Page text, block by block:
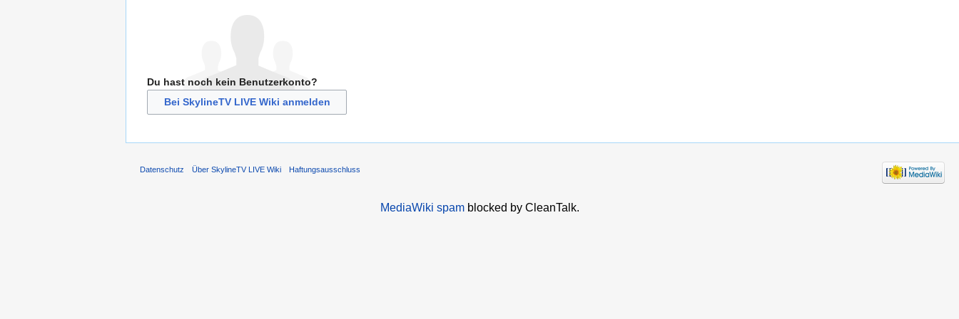
Du hast noch kein Benutzerkonto?
Bei SkylineTV LIVE Wiki anmelden
Datenschutz Über SkylineTV LIVE Wiki Haftungsausschluss
MediaWiki spamblocked by CleanTalk.